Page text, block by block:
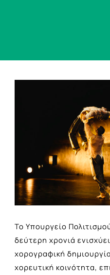
Το Υπουργείο
δεύτερη χρονιά
χορογραφική
χορευτική κοινότητα,